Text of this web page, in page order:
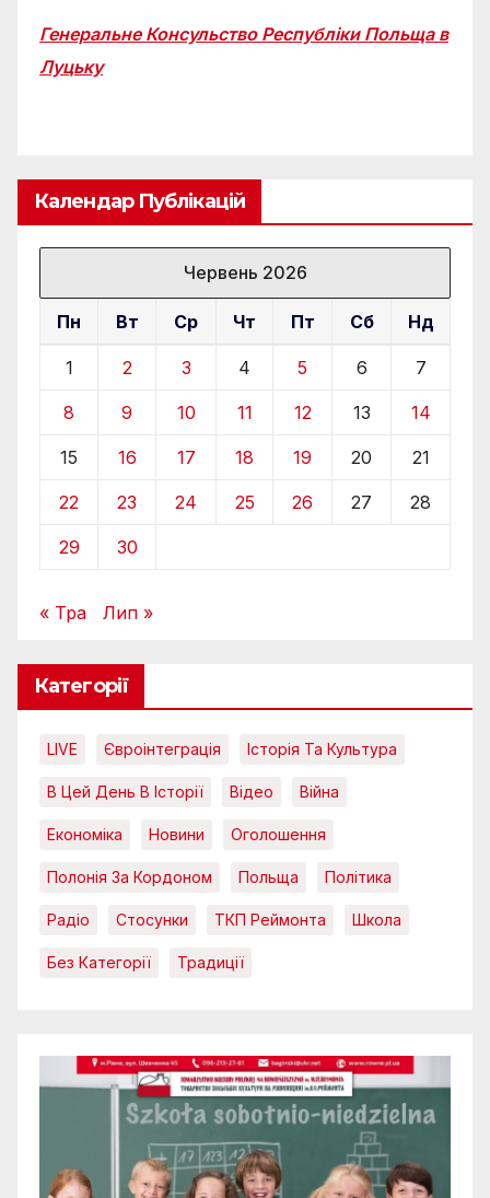
Генеральне Консульство Республіки Польща в
Луцьку
Календар Публікацій
Червень 2026
Пн Вт Ср Чт Пт Сб Нд
1 2 3 4 5 6 7
8 9 10 11 12 13 14
15 16 17 18 19 20 21
22 23 24 25 26 27 28
29 30
« Тра Лип »
Категорії
LIVE Євроінтеграція Історія Та Культура
В Цей День В Історії Відео Війна
Економіка Новини Оголошення
Полонія За Кордоном Польща Політика
Радіо Стосунки ТКП Реймонта Школа
Без Категорії Традиції